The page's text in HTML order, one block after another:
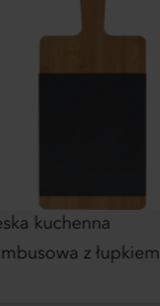
kuchenna
z łupkiem